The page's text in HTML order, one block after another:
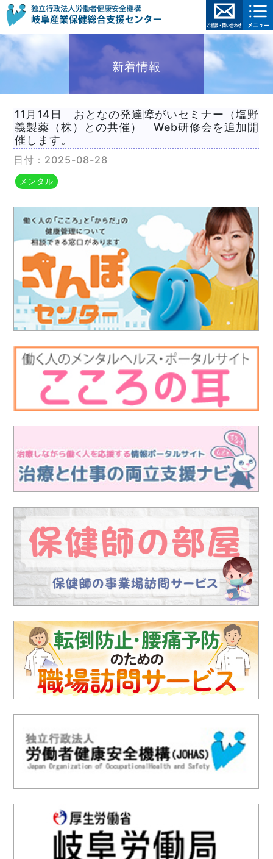
新着情報
11月14日 おとなの発達障がいセミナー（塩野
義製薬（株）との共催） Web研修会を追加開
催します。
日付：2025-08-28
メンタル